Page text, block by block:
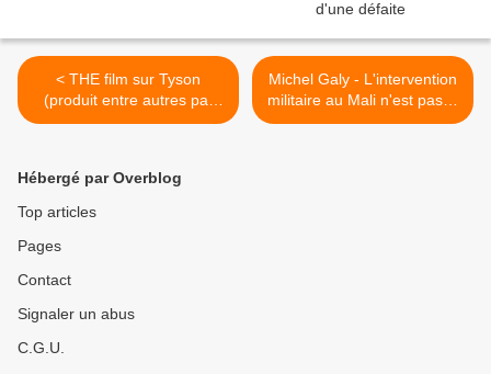
< THE film sur Tyson
(produit entre autres par
Nas) - By James Toback
Michel Galy - L'intervention
militaire au Mali n'est pas la
solution >
Hébergé par Overblog
Top articles
Pages
Contact
Signaler un abus
C.G.U.